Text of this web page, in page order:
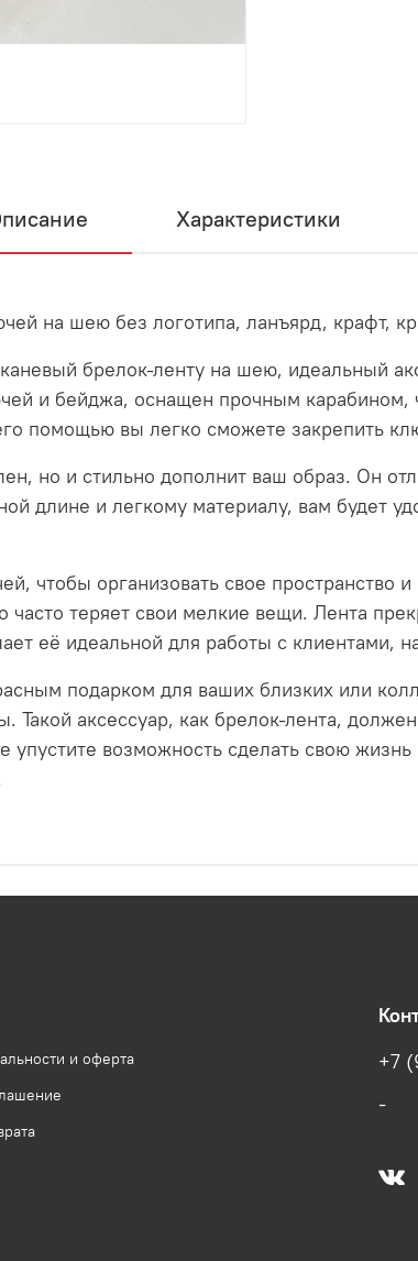
Характеристики
на шею без логотипа, ланъярд, крафт,
брелок-ленту на шею, идеальный
и бейджа, оснащен прочным карабином,
помощью вы легко сможете закрепить
но и стильно дополнит ваш образ. Он
длине и легкому материалу, вам будет
чтобы организовать свое пространство
теряет свои мелкие вещи. Лента
её идеальной для работы с клиентами,
подарком для ваших близких или
Такой аксессуар, как брелок-лента,
упустите возможность сделать свою
и оферта
+7
-